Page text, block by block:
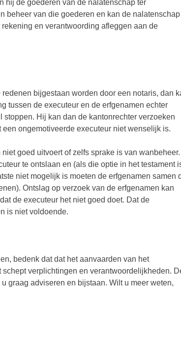
hij de goederen van de nalatenschap ter
beheer van die goederen en kan de nalatenschap
en verantwoording afleggen aan de
bijgestaan worden door een notaris, dan
tussen de executeur en de erfgenamen echter
Hij kan dan de kantonrechter verzoeken
ongemotiveerde executeur niet wenselijk is.
goed uitvoert of zelfs sprake is van wanbeheer.
te ontslaan en (als die optie in het testament
niet mogelijk is moeten de erfgenamen samen
Ontslag op verzoek van de erfgenamen kan
de executeur het niet goed doet. Dat de
is niet voldoende.
bedenk dat dat het aanvaarden van het
verplichtingen en verantwoordelijkheden.
graag adviseren en bijstaan. Wilt u meer weten,